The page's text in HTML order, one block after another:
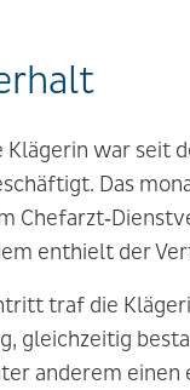
Klägerin war seit
Das
enthielt der
traf die
gleichzeitig
anderem einen